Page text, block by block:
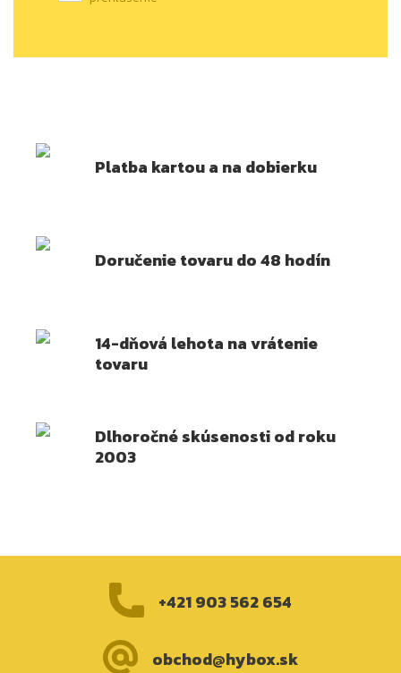
Platba kartou a na dobierku
Doručenie tovaru do 48 hodín
14-dňová lehota na vrátenie
tovaru
Dlhoročné skúsenosti od roku
2003
+421 903 562 654
obchod@hybox.sk